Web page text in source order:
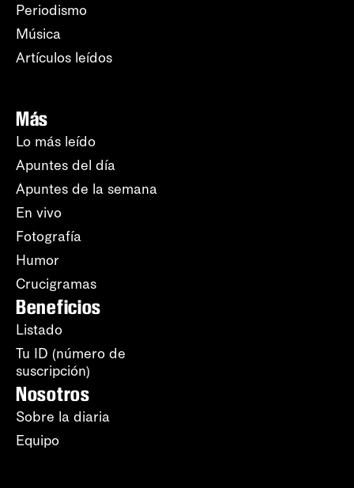
Periodismo
Música
Artículos leídos
Más
Lo más leído
Apuntes del día
Apuntes de la semana
En vivo
Fotografía
Humor
Crucigramas
Beneficios
Listado
Tu ID (número de
suscripción)
Nosotros
Sobre la diaria
Equipo